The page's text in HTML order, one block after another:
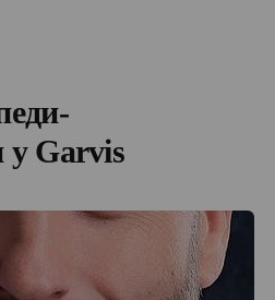
у Garvis